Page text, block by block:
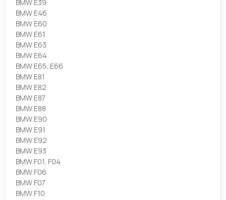
BMW E39
BMW E46
BMW E60
BMW E61
BMW E63
BMW E64
BMW E65, E66
BMW E81
BMW E82
BMW E87
BMW E88
BMW E90
BMW E91
BMW E92
BMW E93
BMW F01, F04
BMW F06
BMW F07
BMW F10